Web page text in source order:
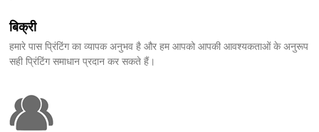
बिक्री
हमारे पास प्रिंटिंग का व्यापक अनुभव है और हम आपको आपकी आवश्यकताओं के अनुरूप
सही प्रिंटिंग समाधान प्रदान कर सकते हैं।